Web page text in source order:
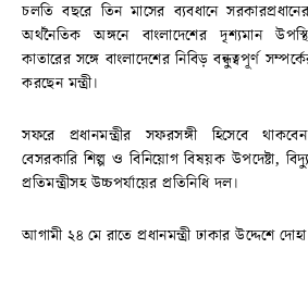
চলতি বছরে তিন মাসের ব্যবধানে
অর্থনৈতিক অঙ্গনে বাংলাদেশের দৃশ্যমান
কাতারের সঙ্গে বাংলাদেশের নিবিড় বন্ধুত্বপূর্ণ
করছেন মন্ত্রী।
সফরে প্রধানমন্ত্রীর সফরসঙ্গী হিসেবে থাকবেন
বেসরকারি শিল্প ও বিনিয়োগ বিষয়ক উপদেষ্টা,
প্রতিমন্ত্রীসহ উচ্চপর্যায়ের প্রতিনিধি দল।
আগামী ২৪ মে রাতে প্রধানমন্ত্রী ঢাকার উদ্দেশে